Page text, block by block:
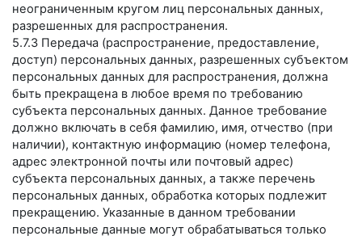
неограниченным кругом лиц персональных данных,
разрешенных для распространения.
5.7.3 Передача (распространение, предоставление,
доступ) персональных данных, разрешенных субъектом
персональных данных для распространения, должна
быть прекращена в любое время по требованию
субъекта персональных данных. Данное требование
должно включать в себя фамилию, имя, отчество (при
наличии), контактную информацию (номер телефона,
адрес электронной почты или почтовый адрес)
субъекта персональных данных, а также перечень
персональных данных, обработка которых подлежит
прекращению. Указанные в данном требовании
персональные данные могут обрабатываться только